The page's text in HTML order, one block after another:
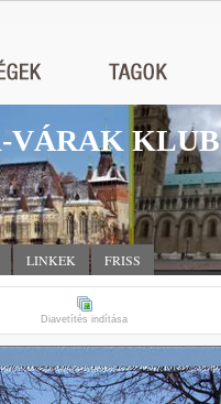
VÁRAK KLUB
LINKEK FRISS
Diavetítés indítása